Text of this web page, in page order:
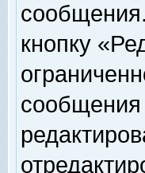
кнопку
сообщения